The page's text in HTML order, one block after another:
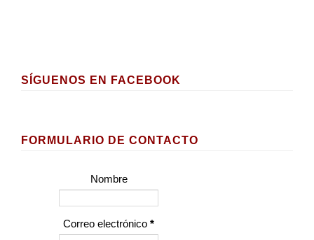
SÍGUENOS EN FACEBOOK
FORMULARIO DE CONTACTO
Nombre
Correo electrónico *